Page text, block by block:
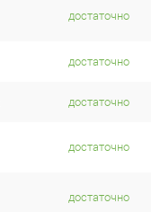
достаточно
достаточно
достаточно
достаточно
достаточно